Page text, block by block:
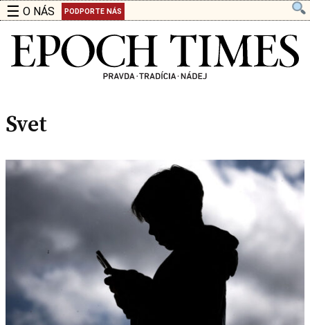
☰ O NÁS PODPORTE NÁS
Svet